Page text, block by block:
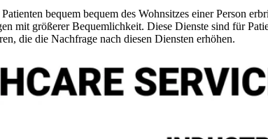
bequem bequem des Wohnsitzes einer Person
größerer Bequemlichkeit. Diese Dienste sind für
die die Nachfrage nach diesen Diensten erhöhen.